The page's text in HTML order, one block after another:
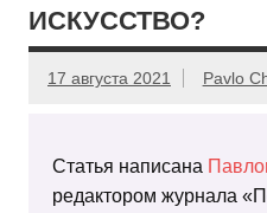
ИСКУССТВО?
17 августа 2021 Pavlo
Статья написана
редактором журнала